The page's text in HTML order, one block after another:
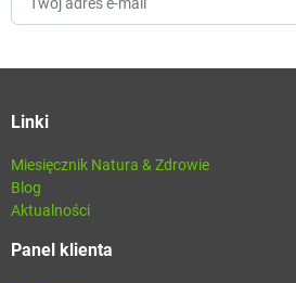
Linki
Miesięcznik Natura & Zdrowie
Blog
Aktualności
Panel klienta